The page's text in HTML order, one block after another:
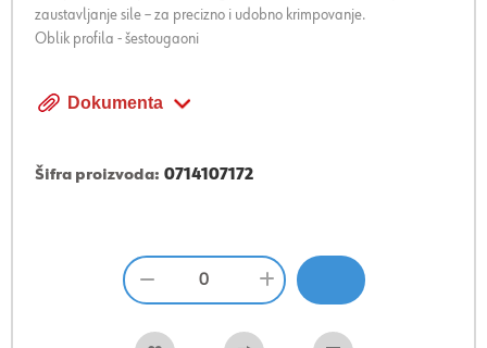
zaustavljanje sile – za precizno i udobno krimpovanje.
Oblik profila - šestougaoni
Dokumenta
Šifra proizvoda: 0714107172